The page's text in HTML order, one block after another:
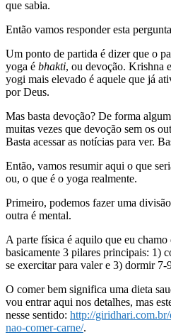
que sabia.
Então vamos responder esta
Um ponto de partida é dizer que o
yoga é bhakti, ou devoção. Krishna
yogi mais elevado é aquele que já
por Deus.
Mas basta devoção? De forma
muitas vezes que devoção sem os
Basta acessar as notícias para ver.
Então, vamos resumir aqui o que
ou, o que é o yoga realmente.
Primeiro, podemos fazer uma
outra é mental.
A parte física é aquilo que eu
basicamente 3 pilares principais: 1)
se exercitar para valer e 3) dormir 7-
O comer bem significa uma dieta
vou entrar aqui nos detalhes, mas
nesse sentido: http://giridhari.com.br/
nao-comer-carne/.